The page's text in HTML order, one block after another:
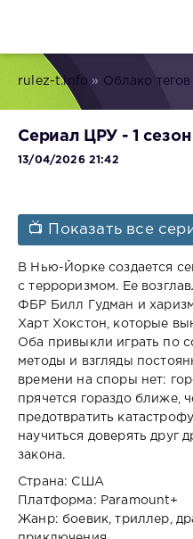
rulez-t.info » Облако тегов
Сериал ЦРУ - 1
13/04/2026 21:42
📺 Показать все
В Нью-Йорке создается
с терроризмом. Ее
ФБР Билл Гудман и
Харт Хокстон, которые
Оба привыкли играть по
методы и взгляды
времени на споры нет:
прячется гораздо ближе,
предотвратить
научиться доверять друг
закона.
Страна: США
Платформа: Paramount+
Жанр: боевик, триллер,